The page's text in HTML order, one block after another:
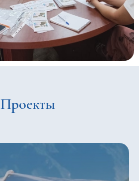
Проекты